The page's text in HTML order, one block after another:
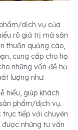
dịch vụ của
rõ giá trị mà sản
thuần quảng cáo,
cung cấp cho họ
những vấn đề họ
lượng như:
hiểu, giúp khách
phẩm/dịch vụ.
tiếp với chuyên
những tư vấn